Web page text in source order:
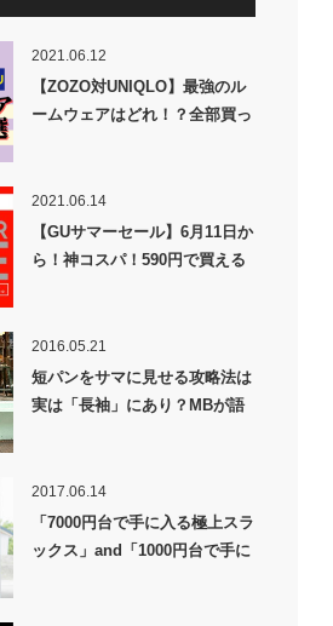
2021.06.12
【ZOZO対UNIQLO】最強のル
ームウェアはどれ！？全部買っ
2021.06.14
【GUサマーセール】6月11日か
ら！神コスパ！590円で買える
2016.05.21
短パンをサマに見せる攻略法は
実は「長袖」にあり？MBが語
2017.06.14
「7000円台で手に入る極上スラ
ックス」and「1000円台で手に